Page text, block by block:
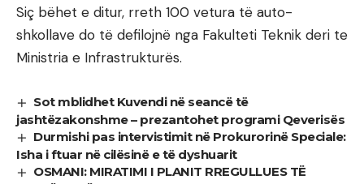
Siç bëhet e ditur, rreth 100 vetura të auto-
shkollave do të defilojnë nga Fakulteti Teknik deri te
Ministria e Infrastrukturës.
Sot mblidhet Kuvendi në seancë të
jashtëzakonshme – prezantohet programi Qeverisës
Durmishi pas intervistimit në Prokurorinë Speciale:
Isha i ftuar në cilësinë e të dyshuarit
OSMANI: MIRATIMI I PLANIT RREGULLUES TË